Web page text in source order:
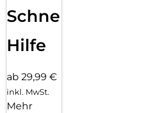
Schnelle
Hilfe
ab 29,99 €
inkl. MwSt.
Mehr